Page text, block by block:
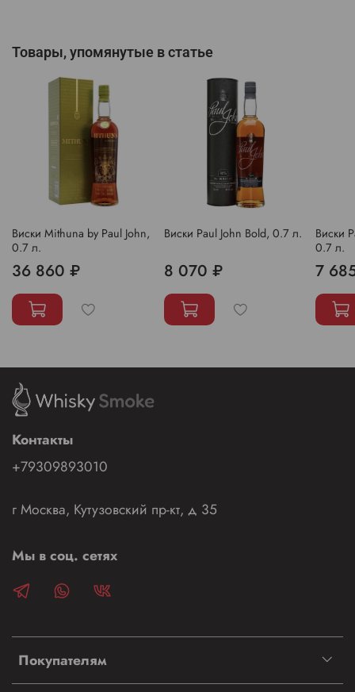
Товары, упомянутые в статье
Виски Mithuna by Paul John,
0.7 л.
36 860 ₽
Виски Paul John Bold, 0.7 л.
8 070 ₽
Виски
0.7 л.
7
Покупателям
Контакты
+79309893010
г Москва, Кутузовский пр-кт, д 35
Мы в соц. сетях